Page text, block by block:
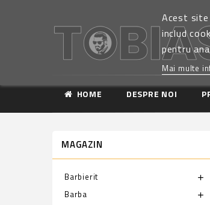
Acest
includ
pentru
Mai multe
HOME DESPRE NOI
MAGAZIN
Barbierit add
Barba add